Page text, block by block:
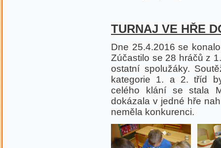
TURNAJ VE HŘE
Dne 25.4.2016 se
Zúčastilo se 28 hráčů z
ostatní spolužáky.
kategorie 1. a 2. tříd
celého klání se stala
dokázala v jedné hře
neměla konkurenci.